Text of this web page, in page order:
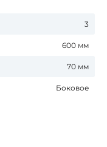
3
600 мм
70 мм
Боковое